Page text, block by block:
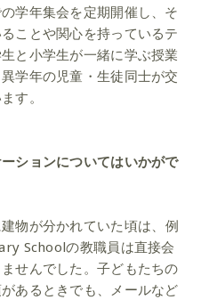
学年集会を定期開催し、そ
ことや関心を持っているテ
と小学生が一緒に学ぶ授業
学年の児童・生徒同士が交
す。
ションについてはいかがで
物が分かれていた頃は、例
Schoolの教職員は直接会
せんでした。子どもたちの
あるときでも、メールなど